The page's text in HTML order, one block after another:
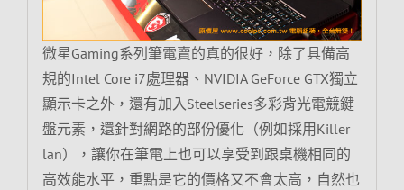
微星Gaming系列筆電賣的真的很好，除了具備高
規的Intel Core i7處理器、NVIDIA GeForce GTX獨立
顯示卡之外，還有加入Steelseries多彩背光電競鍵
盤元素，還針對網路的部份優化（例如採用Killer
lan），讓你在筆電上也可以享受到跟桌機相同的
高效能水平，重點是它的價格又不會太高，自然也